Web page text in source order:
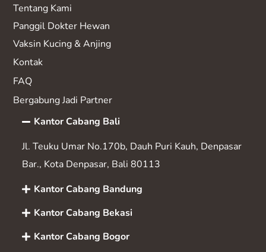
Tentang Kami
Panggil Dokter Hewan
Vaksin Kucing & Anjing
Kontak
FAQ
Bergabung Jadi Partner
Kantor Cabang Bali
Jl. Teuku Umar No.170b, Dauh Puri Kauh, Denpasar
Bar., Kota Denpasar, Bali 80113
Kantor Cabang Bandung
Kantor Cabang Bekasi
Kantor Cabang Bogor